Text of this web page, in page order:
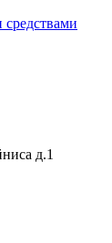
д.1